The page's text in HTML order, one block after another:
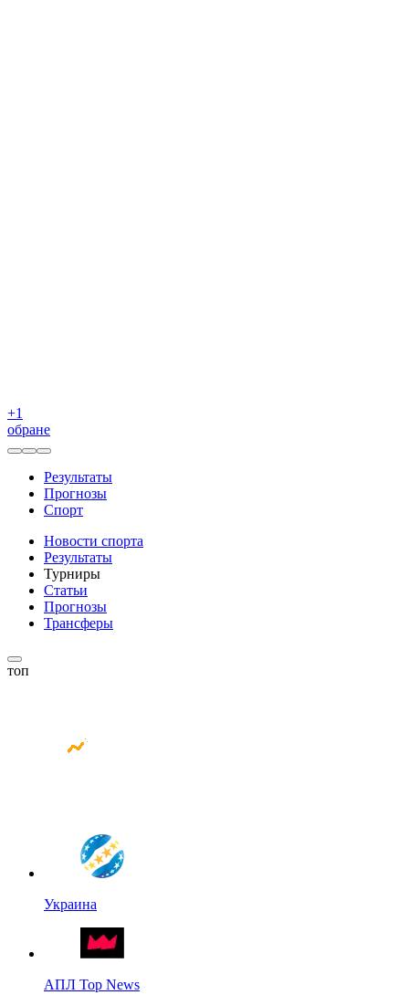
+1
обране
Результаты
Прогнозы
Спорт
Новости спорта
Результаты
Турниры
Статьи
Прогнозы
Трансферы
топ
Украина
АПЛ Top News